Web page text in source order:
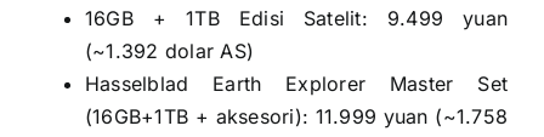
16GB + 1TB Edisi Satelit: 9.499 yuan
(~1.392 dolar AS)
Hasselblad Earth Explorer Master Set
(16GB+1TB + aksesori): 11.999 yuan (~1.758